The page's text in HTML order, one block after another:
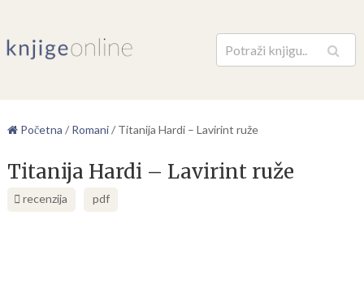
Pretraga
Početna / Romani/ Titanija Hardi – Lavirint ruže
Titanija Hardi – Lavirint ruže
recenzija pdf